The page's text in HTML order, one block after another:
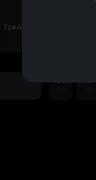
Трейлер
Вс
Пн